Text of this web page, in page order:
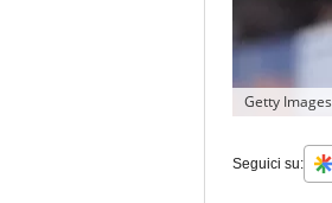
Getty Images
Seguici su: